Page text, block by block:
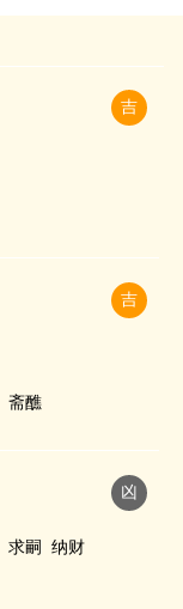
吉
吉
斋醮
凶
求嗣 纳财